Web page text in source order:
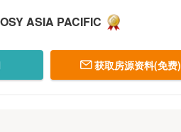
ASIA PACIFIC
获取房源资料(免费)